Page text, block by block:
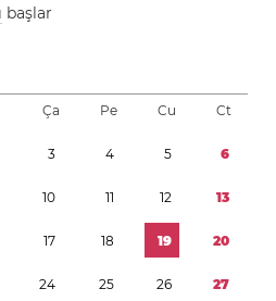
başlar
Ça Pe Cu Ct
3 4 5 6
10 11 12 13
17 18 19 20
24 25 26 27